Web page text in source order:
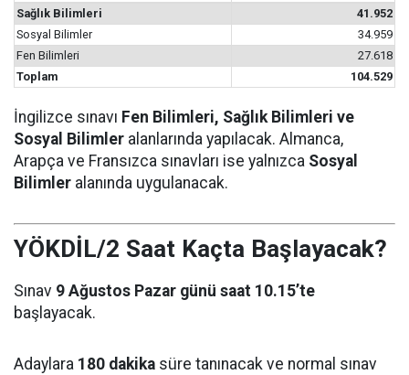
Sağlık Bilimleri
41.952
Sosyal Bilimler
34.959
Fen Bilimleri
27.618
Toplam
104.529
İngilizce sınavı Fen Bilimleri, Sağlık Bilimleri ve
Sosyal Bilimler alanlarında yapılacak. Almanca,
Arapça ve Fransızca sınavları ise yalnızca Sosyal
Bilimler alanında uygulanacak.
YÖKDİL/2 Saat Kaçta Başlayacak?
Sınav 9 Ağustos Pazar günü saat 10.15’te
başlayacak.
Adaylara 180 dakika süre tanınacak ve normal sınav